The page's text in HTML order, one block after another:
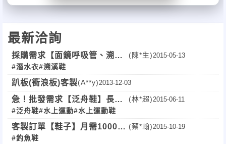
最新洽詢
採購需求【面鏡呼吸管、溯溪
鞋、救生衣】大量！！
(陳*生)2015-05-13
#潛水衣#溯溪鞋
趴板(衝浪板)客製(A**y)2013-12-03
急！批發需求【泛舟鞋】長期
大量！全台可！
(林*超)2015-06-11
#泛舟鞋#水上運動#水上運動鞋
客製訂單【鞋子】月需1000雙
以上！((長期需求))
(蔡*翰)2015-10-19
#釣魚鞋